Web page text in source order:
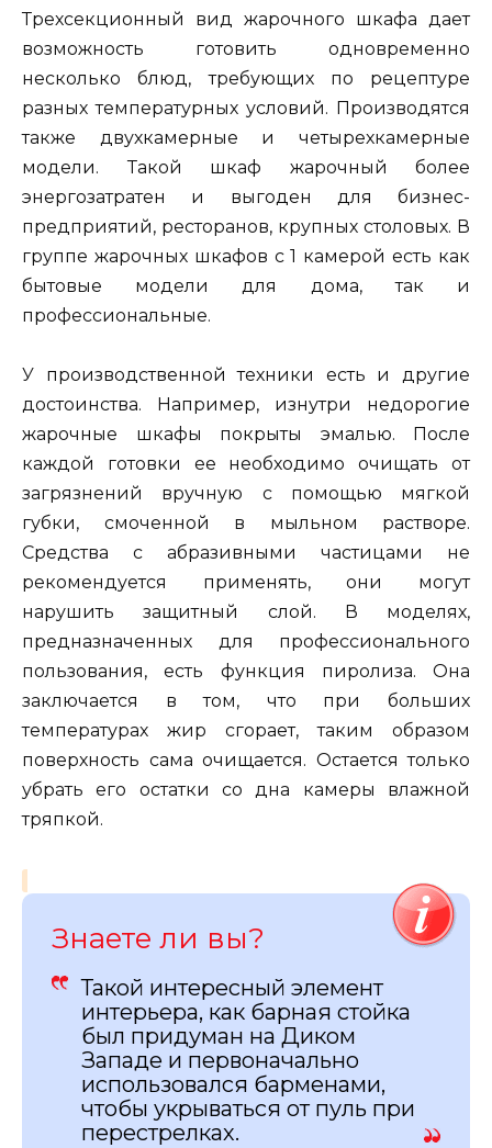
Трехсекционный вид жарочного шкафа дает
возможность готовить одновременно
несколько блюд, требующих по рецептуре
разных температурных условий. Производятся
также двухкамерные и четырехкамерные
модели. Такой шкаф жарочный более
энергозатратен и выгоден для бизнес-
предприятий, ресторанов, крупных столовых. В
группе жарочных шкафов с 1 камерой есть как
бытовые модели для дома, так и
профессиональные.
У производственной техники есть и другие
достоинства. Например, изнутри недорогие
жарочные шкафы покрыты эмалью. После
каждой готовки ее необходимо очищать от
загрязнений вручную с помощью мягкой
губки, смоченной в мыльном растворе.
Средства с абразивными частицами не
рекомендуется применять, они могут
нарушить защитный слой. В моделях,
предназначенных для профессионального
пользования, есть функция пиролиза. Она
заключается в том, что при больших
температурах жир сгорает, таким образом
поверхность сама очищается. Остается только
убрать его остатки со дна камеры влажной
тряпкой.
Знаете ли вы?
Такой интересный элемент
интерьера, как барная стойка
был придуман на Диком
Западе и первоначально
использовался барменами,
чтобы укрываться от пуль при
перестрелках.